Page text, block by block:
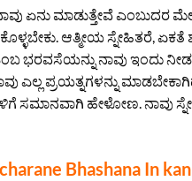
ನಾವು ಏನು ಮಾಡುತ್ತೇವೆ
ಆತ್ಮೀಯ ಸ್ನೇಹಿತರೆ,
ಭರವಸೆಯನ್ನು ನಾವು ಇಂದು
ಎಲ್ಲ ಪ್ರಯತ್ನಗಳನ್ನು
ಸಮಾನವಾಗಿ ಹೇಳೋಣ. ನಾವು
Bhashana In